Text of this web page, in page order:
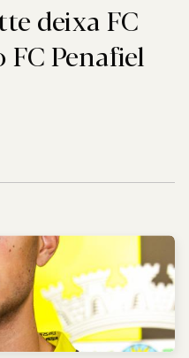
deixa FC
Penafiel